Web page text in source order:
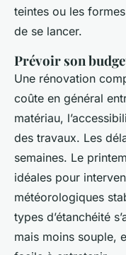
teintes ou les
de se lancer.
Prévoir son
Une rénovation
coûte en général
matériau,
des travaux. Les
semaines. Le
idéales pour
météorologiques
types d’étanchéité
mais moins souple,